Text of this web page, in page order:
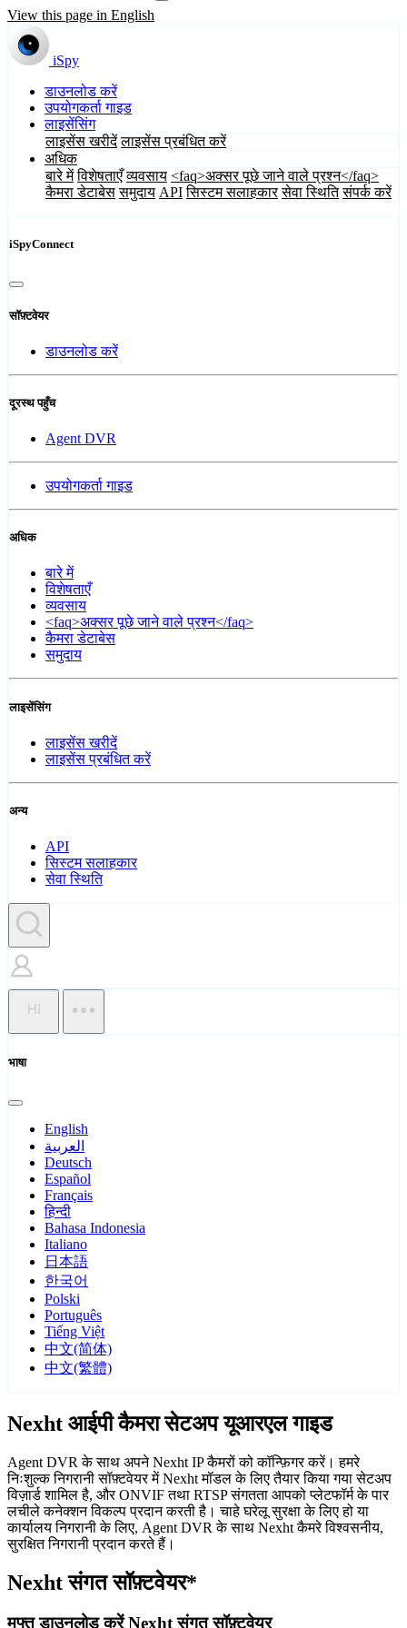
View this page in English
iSpy
डाउनलोड करें
उपयोगकर्ता गाइड
लाइसेंसिंग
लाइसेंस खरीदें लाइसेंस प्रबंधित करें
अधिक
बारे में विशेषताएँ व्यवसाय <faq>अक्सर पूछे जाने वाले प्रश्न</faq>
कैमरा डेटाबेस समुदाय API सिस्टम सलाहकार सेवा स्थिति संपर्क करें
iSpyConnect
सॉफ़्टवेयर
डाउनलोड करें
दूरस्थ पहुँच
Agent DVR
उपयोगकर्ता गाइड
अधिक
बारे में
विशेषताएँ
व्यवसाय
<faq>अक्सर पूछे जाने वाले प्रश्न</faq>
कैमरा डेटाबेस
समुदाय
लाइसेंसिंग
लाइसेंस खरीदें
लाइसेंस प्रबंधित करें
अन्य
API
सिस्टम सलाहकार
सेवा स्थिति
HI
भाषा
English
العربية
Deutsch
Español
Français
हिन्दी
Bahasa Indonesia
Italiano
日本語
한국어
Polski
Português
Tiếng Việt
中文(简体)
中文(繁體)
Nexht आईपी कैमरा सेटअप यूआरएल गाइड
Agent DVR के साथ अपने Nexht IP कैमरों को कॉन्फ़िगर करें। हमरे
निःशुल्क निगरानी सॉफ़्टवेयर में Nexht मॉडल के लिए तैयार किया गया सेटअप
विज़ार्ड शामिल है, और ONVIF तथा RTSP संगतता आपको प्लेटफॉर्म के पार
लचीले कनेक्शन विकल्प प्रदान करती है। चाहे घरेलू सुरक्षा के लिए हो या
कार्यालय निगरानी के लिए, Agent DVR के साथ Nexht कैमरे विश्वसनीय,
सुरक्षित निगरानी प्रदान करते हैं।
Nexht संगत सॉफ़्टवेयर*
मुफ्त डाउनलोड करें Nexht संगत सॉफ़्टवेयर